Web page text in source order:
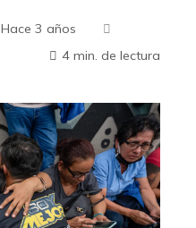
Hace 3 años
4 min. de lectura